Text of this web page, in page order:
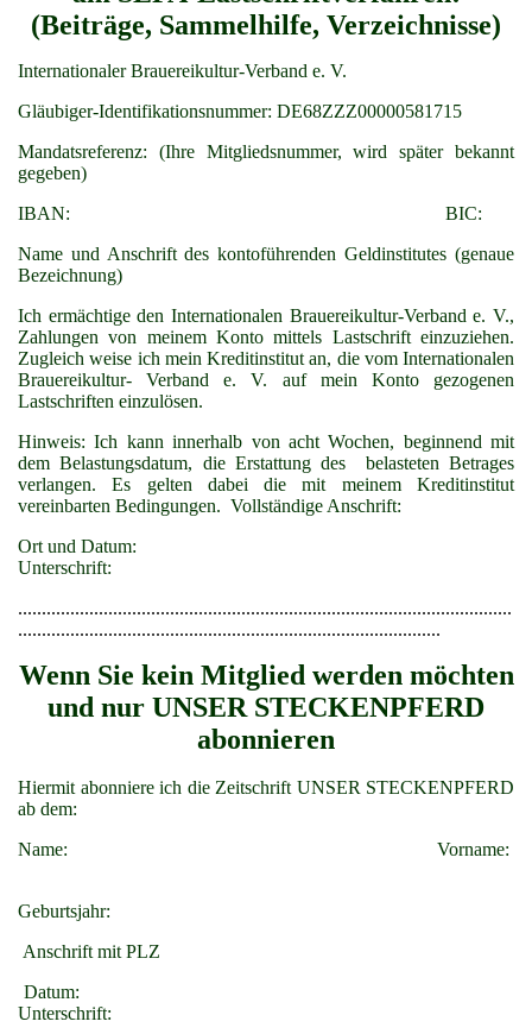
(Beiträge, Sammelhilfe, Verzeichnisse)
Internationaler Brauereikultur-Verband e. V.
Gläubiger-Identifikationsnummer: DE68ZZZ00000581715
Mandatsreferenz: (Ihre Mitgliedsnummer, wird später bekannt
gegeben)
IBAN: BIC:
Name und Anschrift des kontoführenden Geldinstitutes (genaue
Bezeichnung)
Ich ermächtige den Internationalen Brauereikultur-Verband e. V.,
Zahlungen von meinem Konto mittels Lastschrift einzuziehen.
Zugleich weise ich mein Kreditinstitut an, die vom Internationalen
Brauereikultur- Verband e. V. auf mein Konto gezogenen
Lastschriften einzulösen.
Hinweis: Ich kann innerhalb von acht Wochen, beginnend mit
dem Belastungsdatum, die Erstattung des belasteten Betrages
verlangen. Es gelten dabei die mit meinem Kreditinstitut
vereinbarten Bedingungen. Vollständige Anschrift:
Ort und Datum:
Unterschrift:
........................................................................................................
.........................................................................................
Wenn Sie kein Mitglied werden möchten
und nur UNSER STECKENPFERD
abonnieren
Hiermit abonniere ich die Zeitschrift UNSER STECKENPFERD
ab dem:
Name: Vorname:
Geburtsjahr:
Anschrift mit PLZ
Datum:
Unterschrift: